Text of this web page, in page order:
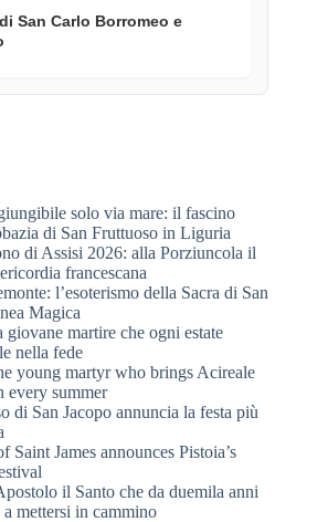
San Carlo Borromeo e
solo via mare: il fascino
di San Fruttuoso in Liguria
di Assisi 2026: alla Porziuncola il
francescana
l’esoterismo della Sacra di San
Magica
giovane martire che ogni estate
nella fede
young martyr who brings Acireale
every summer
di San Jacopo annuncia la festa più
Saint James announces Pistoia’s
il Santo che da duemila anni
mettersi in cammino